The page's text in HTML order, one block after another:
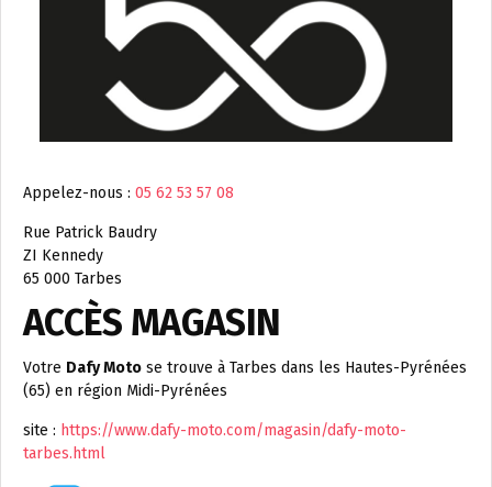
Appelez-nous : 05 62 53 57 08
Rue Patrick Baudry
ZI Kennedy
65 000 Tarbes
ACCÈS MAGASIN
Votre Dafy Moto se trouve à Tarbes dans les Hautes-Pyrénées
(65) en région Midi-Pyrénées
site : https://www.dafy-moto.com/magasin/dafy-moto-
tarbes.html